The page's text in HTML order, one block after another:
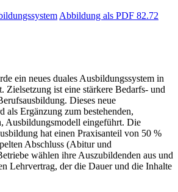
Abbildung als PDF 82.72
ein neues duales Ausbildungssystem in
Zielsetzung ist eine stärkere Bedarfs- und
Dieses neue
als Ergänzung zum bestehenden,
Ausbildungsmodell eingeführt. Die
hat einen Praxisanteil von 50 %
Abschluss (Abitur und
wählen ihre Auszubildenden aus und
Lehrvertrag, der die Dauer und die Inhalte